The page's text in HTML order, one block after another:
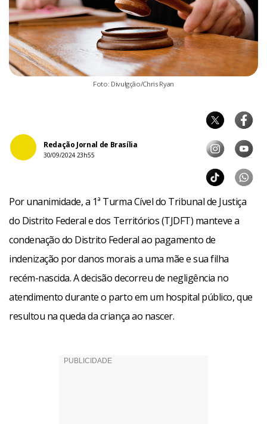
Foto: Divulgção/Chris Ryan
Redação Jornal de Brasília
30/09/2024 23h55
Por unanimidade, a 1ª Turma Cível do Tribunal de Justiça
do Distrito Federal e dos Territórios (TJDFT) manteve a
condenação do Distrito Federal ao pagamento de
indenização por danos morais a uma mãe e sua filha
recém-nascida. A decisão decorreu de negligência no
atendimento durante o parto em um hospital público, que
resultou na queda da criança ao nascer.